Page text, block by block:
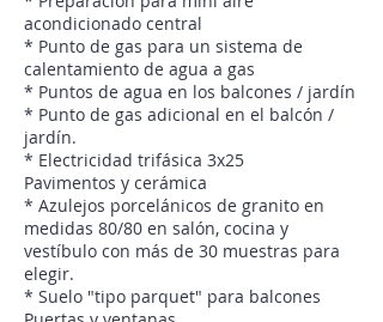
acondicionado central
* Punto de gas para un sistema de
calentamiento de agua a gas
* Puntos de agua en los balcones / jardín
* Punto de gas adicional en el balcón /
jardín.
* Electricidad trifásica 3x25
Pavimentos y cerámica
* Azulejos porcelánicos de granito en
medidas 80/80 en salón, cocina y
vestíbulo con más de 30 muestras para
elegir.
* Suelo "tipo parquet" para balcones